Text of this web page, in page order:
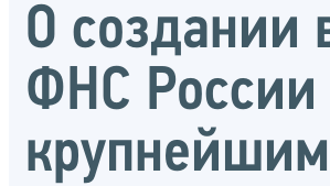
О создании
ФНС России
крупнейшим